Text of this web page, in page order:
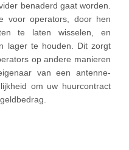
benaderd gaat worden.
voor operators, door hen
te laten wisselen, en
lager te houden. Dit zorgt
op andere manieren
van een antenne-
om uw huurcontract